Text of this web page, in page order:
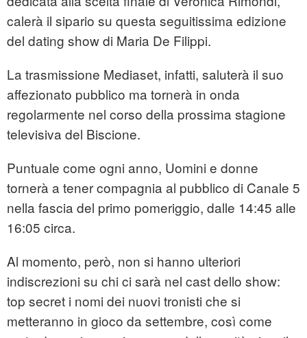
calerà il sipario su questa seguitissima edizione
del dating show di Maria De Filippi.
La trasmissione Mediaset, infatti, saluterà il suo
affezionato pubblico ma tornerà in onda
regolarmente nel corso della prossima stagione
televisiva del Biscione.
Puntuale come ogni anno, Uomini e donne
tornerà a tener compagnia al pubblico di Canale 5
nella fascia del primo pomeriggio, dalle 14:45 alle
16:05 circa.
Al momento, però, non si hanno ulteriori
indiscrezioni su chi ci sarà nel cast dello show:
top secret i nomi dei nuovi tronisti che si
metteranno in gioco da settembre, così come